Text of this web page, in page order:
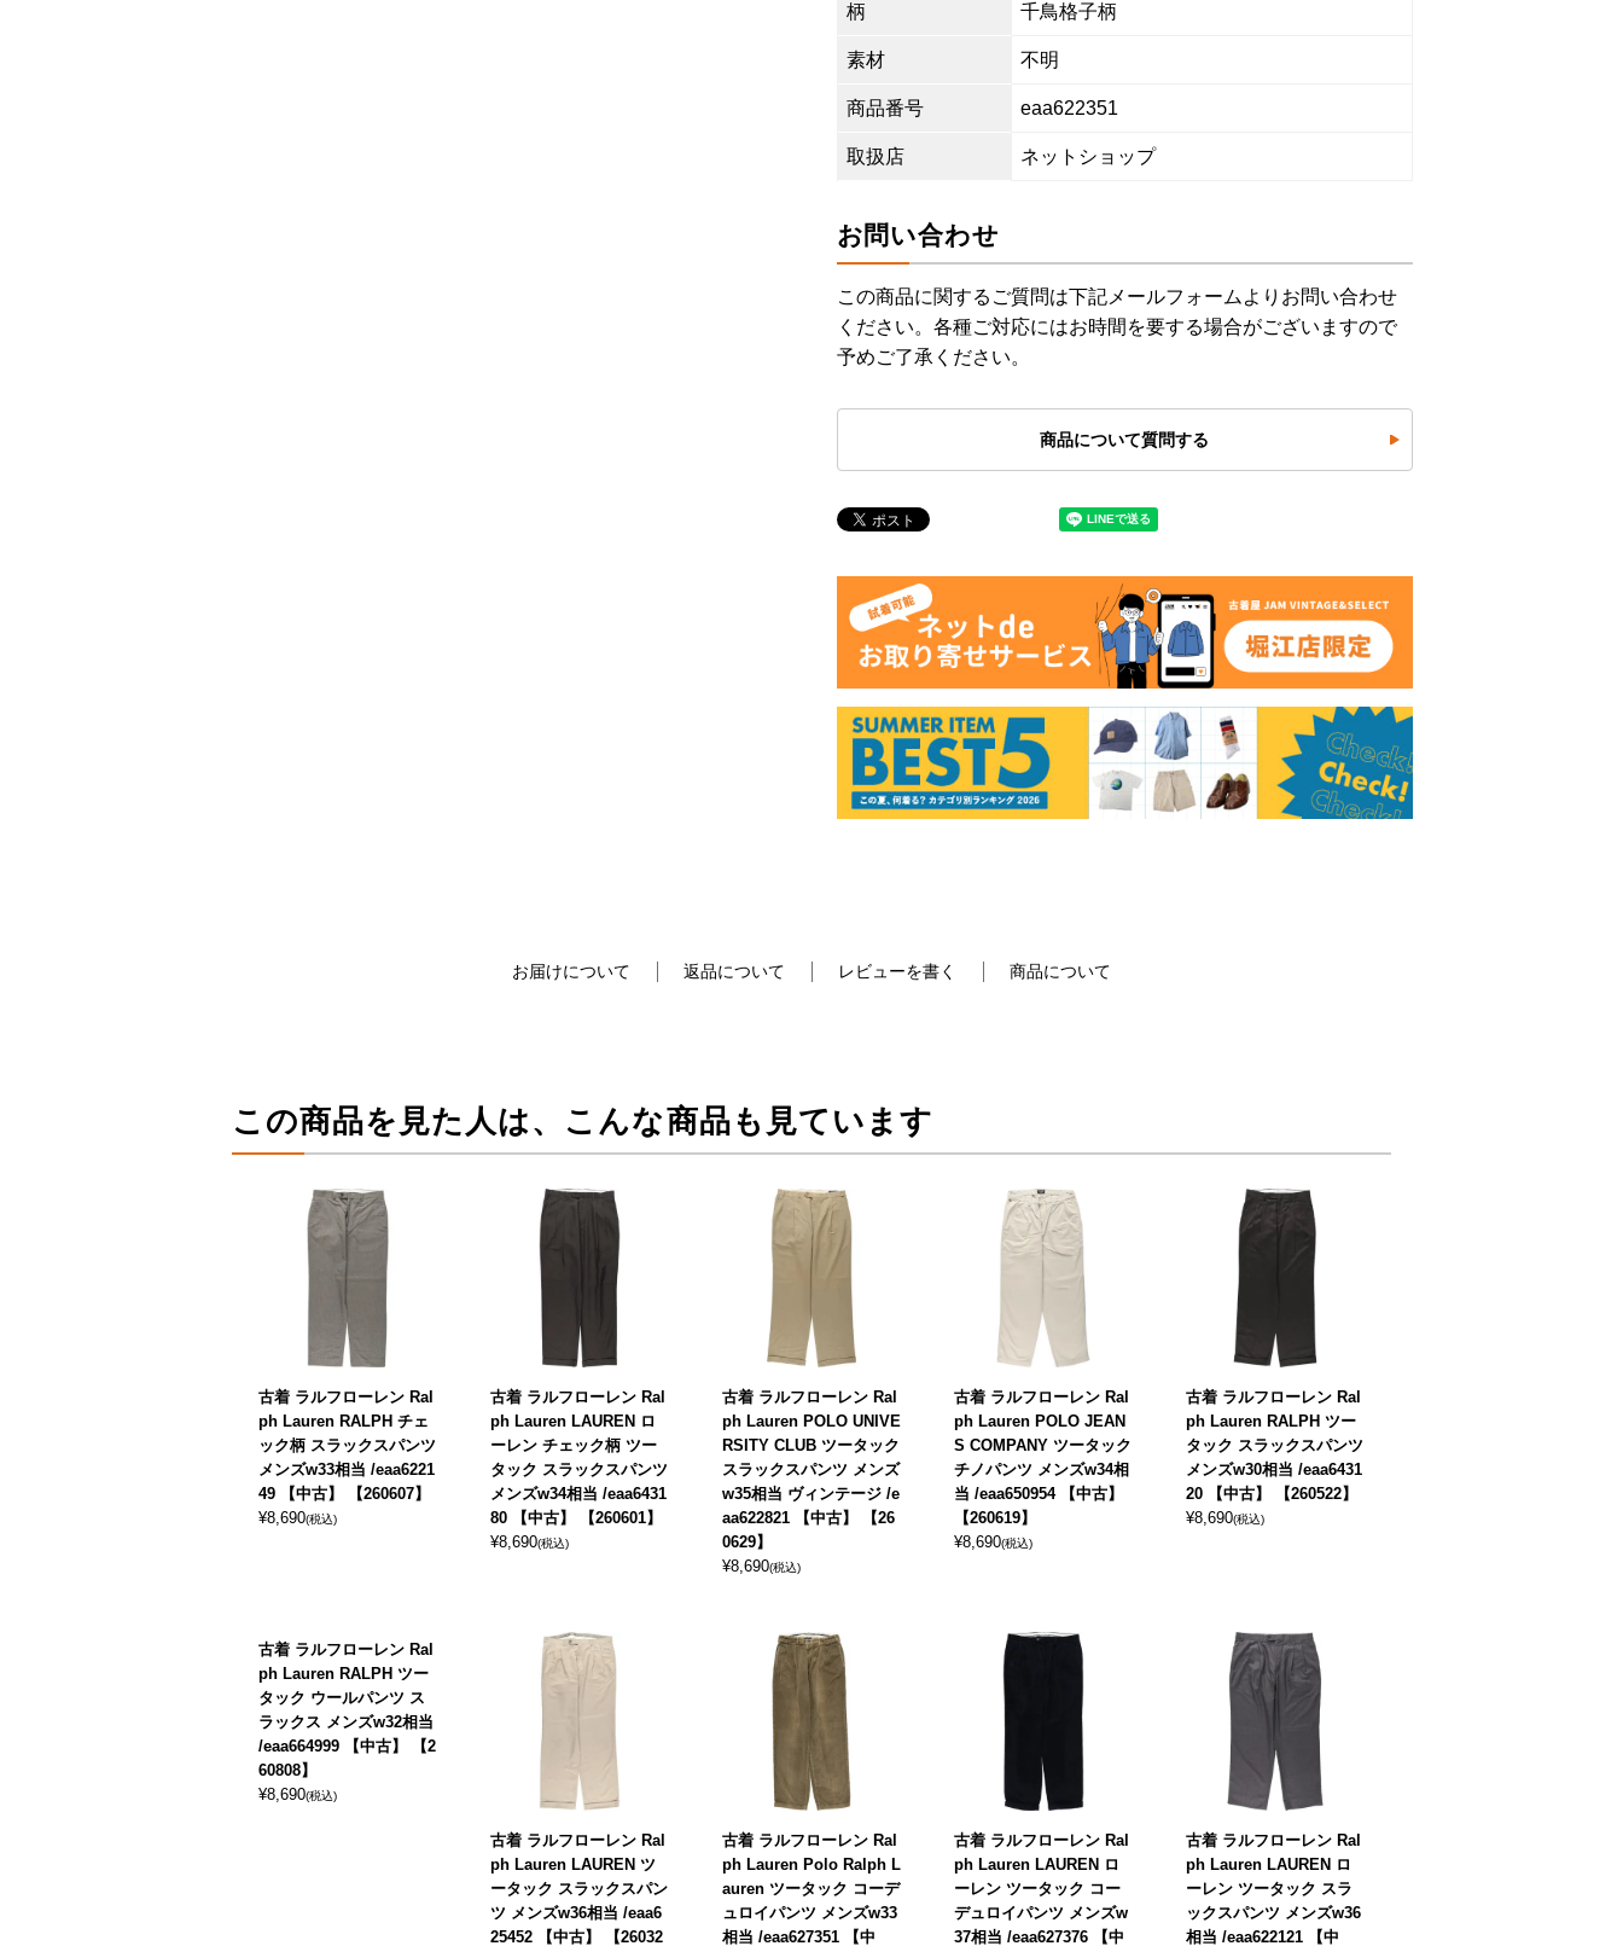
柄 千鳥格子柄
素材 不明
商品番号 eaa622351
取扱店 ネットショップ
お問い合わせ
この商品に関するご質問は下記メールフォームよりお問い合わせ
ください。各種ご対応にはお時間を要する場合がございますので
予めご了承ください。
商品について質問する
お届けについて 返品について レビューを書く 商品について
この商品を見た人は、こんな商品も見ています
古着 ラルフローレン Ral
ph Lauren RALPH チェ
ック柄 スラックスパンツ
メンズw33相当 /eaa6221
49 【中古】 【260607】
¥8,690(税込)
古着 ラルフローレン Ral
ph Lauren LAUREN ロ
ーレン チェック柄 ツー
タック スラックスパンツ
メンズw34相当 /eaa6431
80 【中古】 【260601】
¥8,690(税込)
古着 ラルフローレン Ral
ph Lauren POLO UNIVE
RSITY CLUB ツータック
スラックスパンツ メンズ
w35相当 ヴィンテージ /e
aa622821 【中古】 【26
0629】
¥8,690(税込)
古着 ラルフローレン Ral
ph Lauren POLO JEAN
S COMPANY ツータック
チノパンツ メンズw34相
当 /eaa650954 【中古】
【260619】
¥8,690(税込)
古着 ラルフローレン Ral
ph Lauren RALPH ツー
タック スラックスパンツ
メンズw30相当 /eaa6431
20 【中古】 【260522】
¥8,690(税込)
古着 ラルフローレン Ral
ph Lauren RALPH ツー
タック ウールパンツ ス
ラックス メンズw32相当
/eaa664999 【中古】 【2
60808】
¥8,690(税込)
古着 ラルフローレン Ral
ph Lauren LAUREN ツ
ータック スラックスパン
ツ メンズw36相当 /eaa6
25452 【中古】 【26032
古着 ラルフローレン Ral
ph Lauren Polo Ralph L
auren ツータック コーデ
ュロイパンツ メンズw33
相当 /eaa627351 【中
古着 ラルフローレン Ral
ph Lauren LAUREN ロ
ーレン ツータック コー
デュロイパンツ メンズw
37相当 /eaa627376 【中
古着 ラルフローレン Ral
ph Lauren LAUREN ロ
ーレン ツータック スラ
ックスパンツ メンズw36
相当 /eaa622121 【中